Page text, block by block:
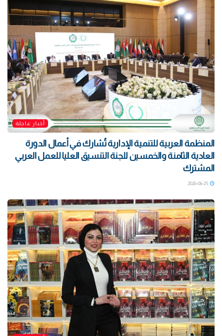
أخبار عاجلة
المنظمة العربية للتنمية الإدارية تُشارك في أعمال الدورة
العادية الثامنة والخمسين للجنة التنسيق العليا للعمل العربي
المشترك